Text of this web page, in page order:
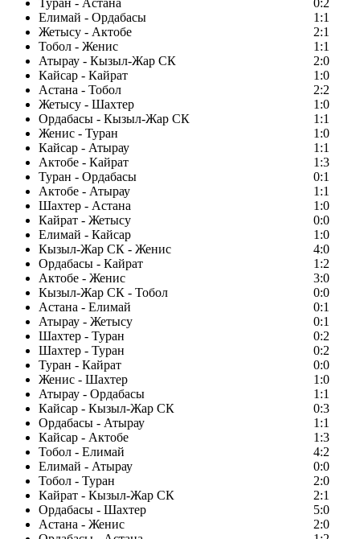
Туран - Астана
0:2
Елимай - Ордабасы
1:1
Жетысу - Актобе
2:1
Тобол - Женис
1:1
Атырау - Кызыл-Жар СК
2:0
Кайсар - Кайрат
1:0
Астана - Тобол
2:2
Жетысу - Шахтер
1:0
Ордабасы - Кызыл-Жар СК
1:1
Женис - Туран
1:0
Кайсар - Атырау
1:1
Актобе - Кайрат
1:3
Туран - Ордабасы
0:1
Актобе - Атырау
1:1
Шахтер - Астана
1:0
Кайрат - Жетысу
0:0
Елимай - Кайсар
1:0
Кызыл-Жар СК - Женис
4:0
Ордабасы - Кайрат
1:2
Актобе - Женис
3:0
Кызыл-Жар СК - Тобол
0:0
Астана - Елимай
0:1
Атырау - Жетысу
0:1
Шахтер - Туран
0:2
Шахтер - Туран
0:2
Туран - Кайрат
0:0
Женис - Шахтер
1:0
Атырау - Ордабасы
1:1
Кайсар - Кызыл-Жар СК
0:3
Ордабасы - Атырау
1:1
Кайсар - Актобе
1:3
Тобол - Елимай
4:2
Елимай - Атырау
0:0
Тобол - Туран
2:0
Кайрат - Кызыл-Жар СК
2:1
Ордабасы - Шахтер
5:0
Астана - Женис
2:0